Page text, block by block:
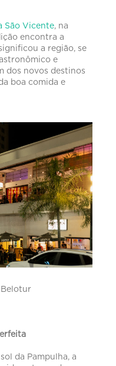
São Vicente, na
encontra a
a região, se
e
dos novos destinos
boa comida e
da Pampulha, a